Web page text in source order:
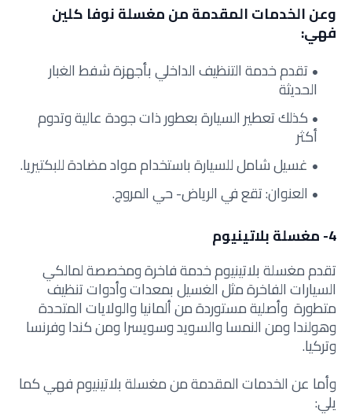
وعن الخدمات المقدمة من مغسلة نوفا كلين
فهي:
تقدم خدمة التنظيف الداخلي بأجهزة شفط الغبار
الحديثة
كذلك تعطير السيارة بعطور ذات جودة عالية وتدوم
أكثر
غسيل شامل للسيارة باستخدام مواد مضادة للبكتيريا.
العنوان: تقع في الرياض- حي المروج.
4- مغسلة بلاتينيوم
تقدم مغسلة بلاتينيوم خدمة فاخرة ومخصصة لمالكي
السيارات الفاخرة مثل الغسيل بمعدات وأدوات تنظيف
متطورة وأصلية مستوردة من ألمانيا والولايات المتحدة
وهولندا ومن النمسا والسويد وسويسرا ومن كندا وفرنسا
وتركيا.
وأما عن الخدمات المقدمة من مغسلة بلاتينيوم فهي كما
يلي: